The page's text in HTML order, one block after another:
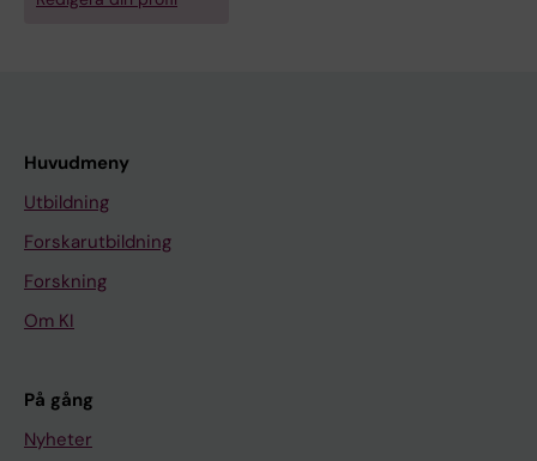
Huvudmeny
Utbildning
Forskarutbildning
Forskning
Om KI
På gång
Nyheter